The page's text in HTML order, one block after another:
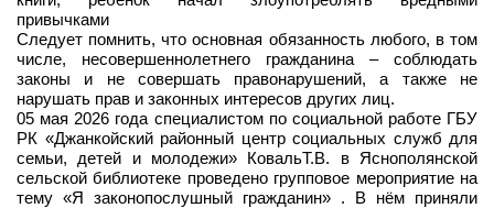
привычками
Следует помнить, что основная обязанность любого, в том
числе, несовершеннолетнего гражданина – соблюдать
законы и не совершать правонарушений, а также не
нарушать прав и законных интересов других лиц.
05 мая 2026 года специалистом по социальной работе ГБУ
РК «Джанкойский районный центр социальных служб для
семьи, детей и молодежи» КовальТ.В. в Яснополянской
сельской библиотеке проведено групповое мероприятие на
тему «Я законопослушный гражданин» . В нём приняли